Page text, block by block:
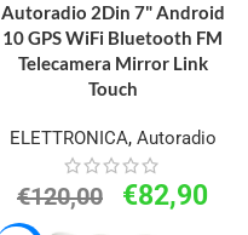
Autoradio 2Din 7" Android
10 GPS WiFi Bluetooth FM
Telecamera Mirror Link
Touch
ELETTRONICA, Autoradio
€120,00 €82,90